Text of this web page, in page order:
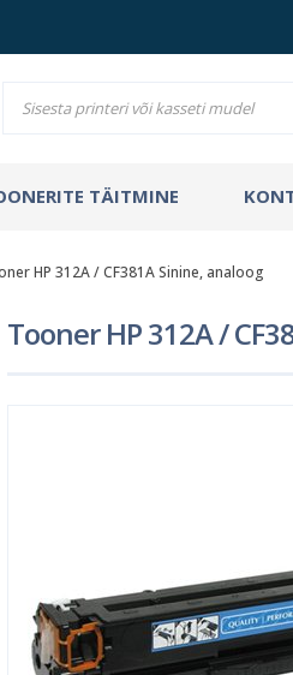
TÄITMINE
HP 312A / CF381A Sinine, analoog
Tooner HP 312A /